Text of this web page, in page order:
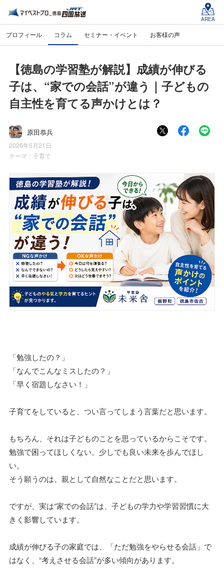
AREA
プロフィール コラム セミナー・イベント お客様の声
【徳島の学習塾が解説】成績が伸びる
子は、“家での会話”が違う｜子どもの
自主性を育てる声かけとは？
原田恭兵
2026年5月21日
テーマ： 子育て
「勉強したの？」
「なんでこんなミスしたの？」
「早く宿題しなさい！」
子育てをしていると、つい言ってしまう言葉だと思います。
もちろん、それは子どものことを思っているからこそです。
勉強で困ってほしくない。少しでも良い未来を歩んでほし
い。
そう願うのは、親として自然なことだと思います。
ですが、実は“家での会話”は、子どもの学力や学習習慣に大
きく影響しています。
成績が伸びる子の家庭では、「ただ勉強をやらせる会話」で
はなく、“考えさせる会話”が多い傾向があります。